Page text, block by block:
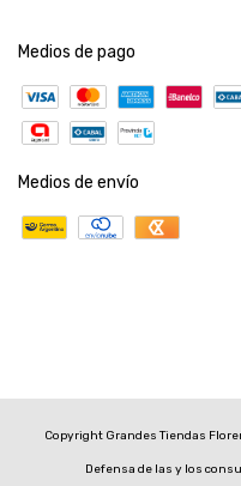
Medios de pago
Medios de envío
Copyright Grandes Tiendas
Defensa de las y los